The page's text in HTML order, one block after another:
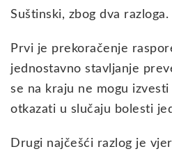
Suštinski, zbog dva razloga.
Prvi je prekoračenje
jednostavno stavljanje
se na kraju ne mogu
otkazati u slučaju bolesti
Drugi najčešći razlog je